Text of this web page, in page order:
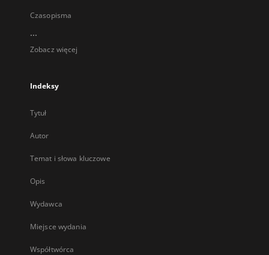
Czasopisma
...
Zobacz więcej
Indeksy
Tytuł
Autor
Temat i słowa kluczowe
Opis
Wydawca
Miejsce wydania
Współtwórca